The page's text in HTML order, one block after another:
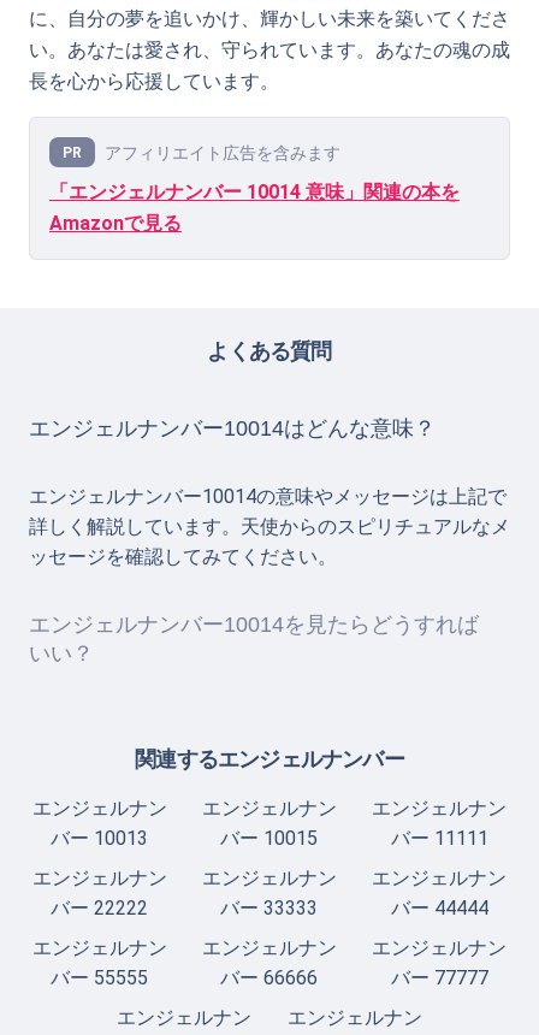
に、自分の夢を追いかけ、輝かしい未来を築いてくださ
い。あなたは愛され、守られています。あなたの魂の成
長を心から応援しています。
PR アフィリエイト広告を含みます
「エンジェルナンバー 10014 意味」関連の本を
Amazonで見る
よくある質問
エンジェルナンバー10014はどんな意味？
エンジェルナンバー10014の意味やメッセージは上記で
詳しく解説しています。天使からのスピリチュアルなメ
ッセージを確認してみてください。
エンジェルナンバー10014を見たらどうすれば
いい？
関連するエンジェルナンバー
エンジェルナン
バー 10013
エンジェルナン
バー 10015
エンジェルナン
バー 11111
エンジェルナン
バー 22222
エンジェルナン
バー 33333
エンジェルナン
バー 44444
エンジェルナン
バー 55555
エンジェルナン
バー 66666
エンジェルナン
バー 77777
エンジェルナン
エンジェルナン